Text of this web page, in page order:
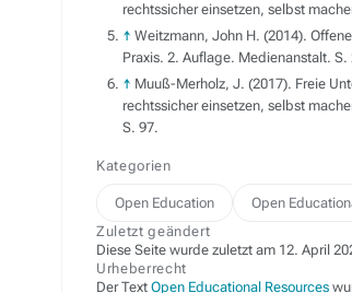
rechtssicher einsetzen, selbst
↑ Weitzmann, John H. (2014).
Praxis. 2. Auflage. Medienanstalt. S.
↑ Muuß-Merholz, J. (2017). Freie
rechtssicher einsetzen, selbst
S. 97.
Kategorien
Open Education
Open
Zuletzt geändert
Diese Seite wurde zuletzt am 12. April
Urheberrecht
Der Text Open Educational Resources